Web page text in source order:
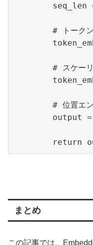
seq_len
# トーク
# スケーリ
# 位置エン
output
return
まとめ
この記事では、